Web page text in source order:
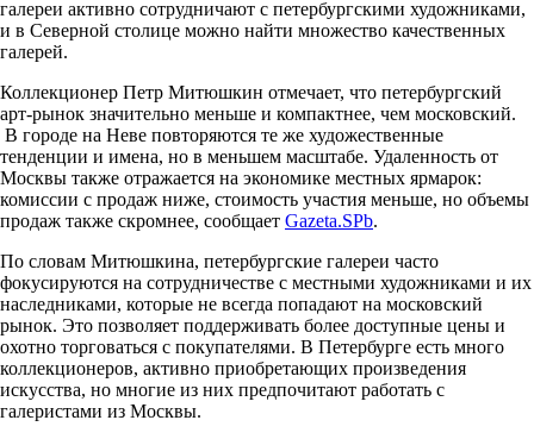
галереи активно сотрудничают с петербургскими художниками,
и в Северной столице можно найти множество качественных
галерей.
Коллекционер Петр Митюшкин отмечает, что петербургский
арт-рынок значительно меньше и компактнее, чем московский.
В городе на Неве повторяются те же художественные
тенденции и имена, но в меньшем масштабе. Удаленность от
Москвы также отражается на экономике местных ярмарок:
комиссии с продаж ниже, стоимость участия меньше, но объемы
продаж также скромнее, сообщает Gazeta.SPb.
По словам Митюшкина, петербургские галереи часто
фокусируются на сотрудничестве с местными художниками и их
наследниками, которые не всегда попадают на московский
рынок. Это позволяет поддерживать более доступные цены и
охотно торговаться с покупателями. В Петербурге есть много
коллекционеров, активно приобретающих произведения
искусства, но многие из них предпочитают работать с
галеристами из Москвы.